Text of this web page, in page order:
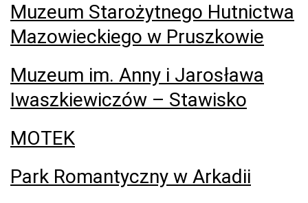
Muzeum Starożytnego Hutnictwa
Mazowieckiego w Pruszkowie
Muzeum im. Anny i Jarosława
Iwaszkiewiczów – Stawisko
MOTEK
Park Romantyczny w Arkadii